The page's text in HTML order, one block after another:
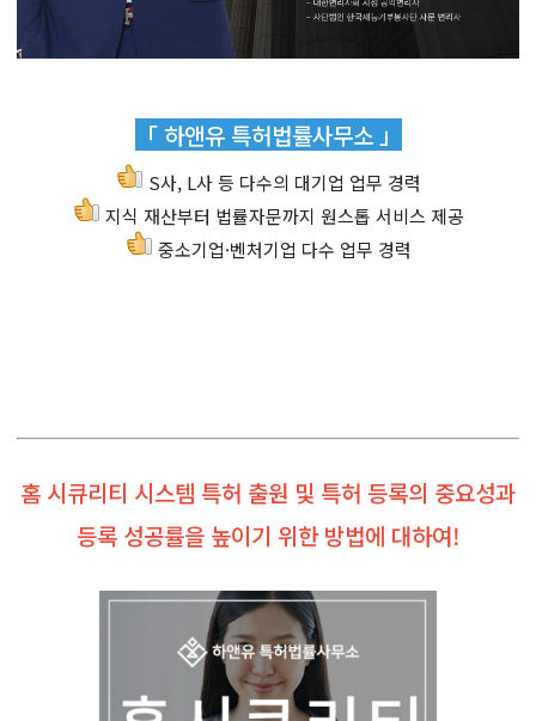
「 하앤유 특허법률사무소 」
S사, L사 등 다수의 대기업 업무 경력
지식 재산부터 법률자문까지 원스톱 서비스 제공
중소기업·벤처기업 다수 업무 경력
홈 시큐리티 시스템 특허 출원 및 특허 등록의 중요성과
등록 성공률을 높이기 위한 방법에 대하여!